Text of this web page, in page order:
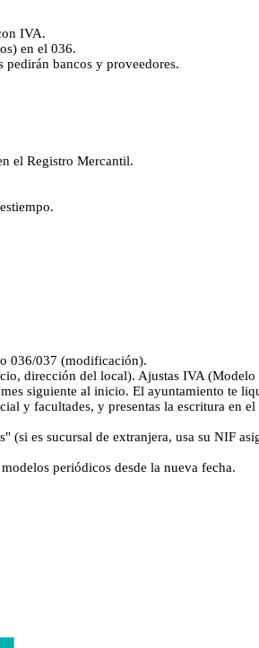
IVA.
en el 036.
pedirán bancos y proveedores.
el Registro Mercantil.
036/037 (modificación).
dirección del local). Ajustas IVA
siguiente al inicio. El ayuntamiento te
y facultades, y presentas la escritura en
es sucursal de extranjera, usa su NIF
periódicos desde la nueva fecha.